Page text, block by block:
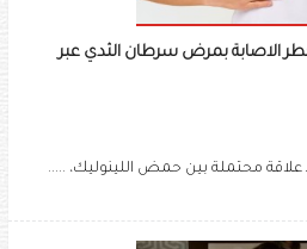
الاصابة بمرض سرطان الثدي عبر
محتملة بين حمض اللينوليك، .....